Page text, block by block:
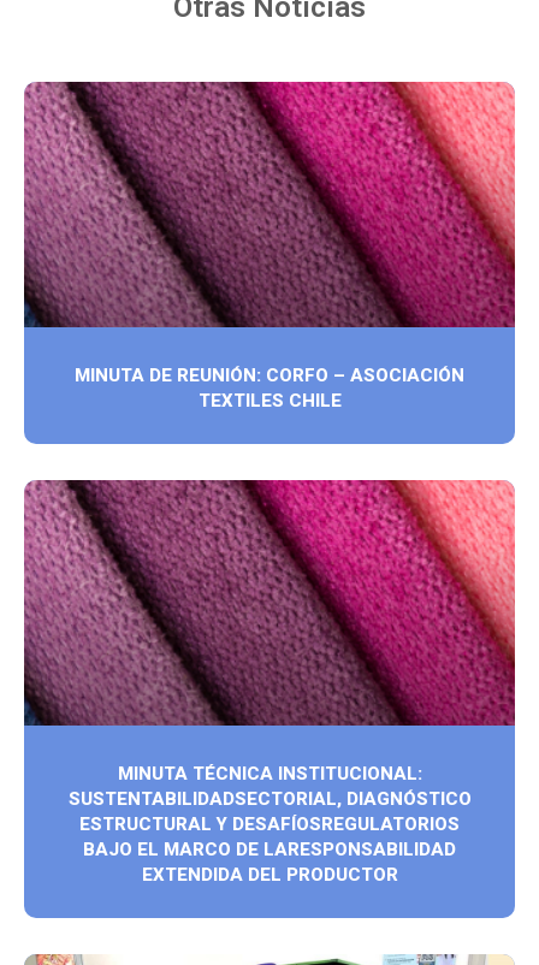
Otras Noticias
MINUTA DE REUNIÓN: CORFO – ASOCIACIÓN
TEXTILES CHILE
MINUTA TÉCNICA INSTITUCIONAL:
SUSTENTABILIDADSECTORIAL, DIAGNÓSTICO
ESTRUCTURAL Y DESAFÍOSREGULATORIOS
BAJO EL MARCO DE LARESPONSABILIDAD
EXTENDIDA DEL PRODUCTOR